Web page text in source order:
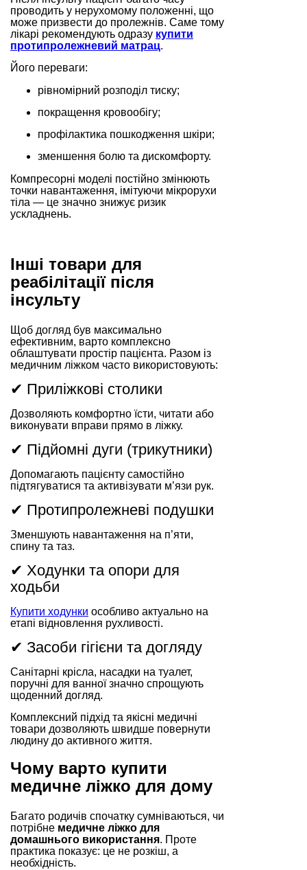
проводить у нерухомому положенні, що
може призвести до пролежнів. Саме тому
лікарі рекомендують одразу купити
протипролежневий матрац.
Його переваги:
рівномірний розподіл тиску;
покращення кровообігу;
профілактика пошкодження шкіри;
зменшення болю та дискомфорту.
Компресорні моделі постійно змінюють
точки навантаження, імітуючи мікрорухи
тіла — це значно знижує ризик
ускладнень.
Інші товари для
реабілітації після
інсульту
Щоб догляд був максимально
ефективним, варто комплексно
облаштувати простір пацієнта. Разом із
медичним ліжком часто використовують:
✔ Приліжкові столики
Дозволяють комфортно їсти, читати або
виконувати вправи прямо в ліжку.
✔ Підйомні дуги (трикутники)
Допомагають пацієнту самостійно
підтягуватися та активізувати м’язи рук.
✔ Протипролежневі подушки
Зменшують навантаження на п’яти,
спину та таз.
✔ Ходунки та опори для
ходьби
Купити ходунки особливо актуально на
етапі відновлення рухливості.
✔ Засоби гігієни та догляду
Санітарні крісла, насадки на туалет,
поручні для ванної значно спрощують
щоденний догляд.
Комплексний підхід та якісні медичні
товари дозволяють швидше повернути
людину до активного життя.
Чому варто купити
медичне ліжко для дому
Багато родичів спочатку сумніваються, чи
потрібне медичне ліжко для
домашнього використання. Проте
практика показує: це не розкіш, а
необхідність.